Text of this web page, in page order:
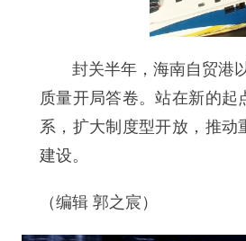
封关半年，海南自贸港以
质量开局答卷。站在新的
系，扩大制度型开放，推
建设。
（编辑 郭之宸）